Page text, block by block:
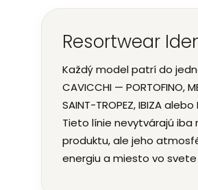
Resortwear
Každý model patrí do
CAVICCHI — PORTOFINO,
SAINT-TROPEZ, IBIZA alebo
Tieto línie nevytvárajú iba
produktu, ale jeho
energiu a miesto vo svete